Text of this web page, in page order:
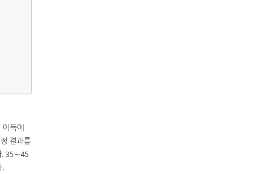
득에
결과를
. 35∼45
.